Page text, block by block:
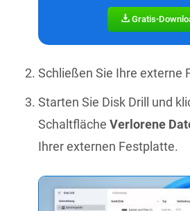
Gratis-
Schließen Sie Ihre externe
Starten Sie Disk Drill und
Schaltfläche Verlorene
Ihrer externen Festplatte.